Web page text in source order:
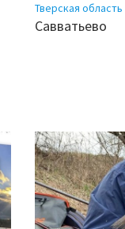
Тверская область
Савватьево